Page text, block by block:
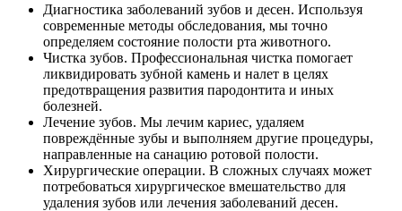
Диагностика заболеваний зубов и десен. Используя
современные методы обследования, мы точно
определяем состояние полости рта животного.
Чистка зубов. Профессиональная чистка помогает
ликвидировать зубной камень и налет в целях
предотвращения развития пародонтита и иных
болезней.
Лечение зубов. Мы лечим кариес, удаляем
повреждённые зубы и выполняем другие процедуры,
направленные на санацию ротовой полости.
Хирургические операции. В сложных случаях может
потребоваться хирургическое вмешательство для
удаления зубов или лечения заболеваний десен.